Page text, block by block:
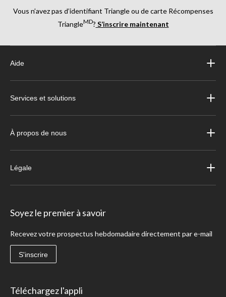
Vous n’avez pas d’identifiant Triangle ou de carte Récompenses
TriangleMD? S’inscrire maintenant
Aide
Services et solutions
À propos de nous
Légale
Soyez le premier à savoir
Recevez votre prospectus hebdomadaire directement par e-mail
S'inscrire
Téléchargez l'appli